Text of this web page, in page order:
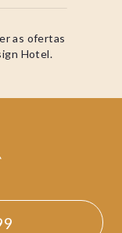
as ofertas
Hotel.